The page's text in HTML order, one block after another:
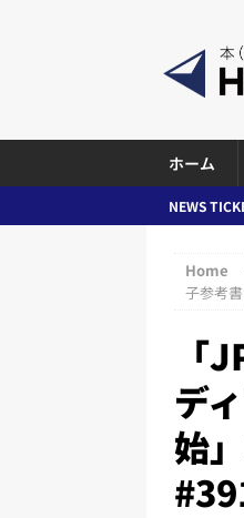
ホーム
NEWS
Home
子参考
「
デ
始